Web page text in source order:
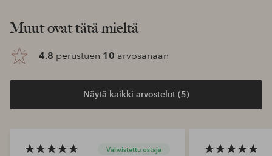
Muut ovat tätä mieltä
4.8 perustuen 10 arvosanaan
Näytä kaikki arvostelut (5)
Vahvistettu ostaja